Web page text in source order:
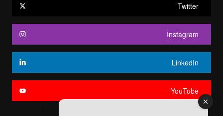
Twitter
Instagram
LinkedIn
YouTube